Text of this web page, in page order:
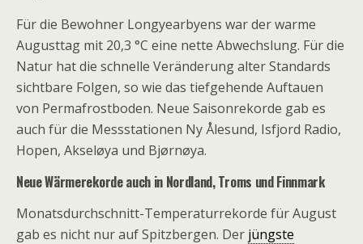
Für die Bewohner Longyearbyens war der warme
Augusttag mit 20,3 °C eine nette Abwechslung. Für die
Natur hat die schnelle Veränderung alter Standards
sichtbare Folgen, so wie das tiefgehende Auftauen
von Permafrostboden. Neue Saisonrekorde gab es
auch für die Messstationen Ny Ålesund, Isfjord Radio,
Hopen, Akseløya und Bjørnøya.
Neue Wärmerekorde auch in Nordland, Troms und Finnmark
Monatsdurchschnitt-Temperaturrekorde für August
gab es nicht nur auf Spitzbergen. Der jüngste